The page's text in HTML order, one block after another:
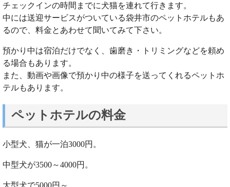
チェックインの時間までに犬猫を連れて行きます。
中には送迎サービスがついている袋井市のペットホテルもあ
るので、料金とあわせて聞いてみて下さい。
預かり中は宿泊だけでなく、歯磨き・トリミングなどを頼め
る場合もあります。
また、動画や画像で預かり中の様子を送ってくれるペットホ
テルもあります。
ペットホテルの料金
小型犬、猫が一泊3000円。
中型犬が3500～4000円。
大型犬で5000円～。